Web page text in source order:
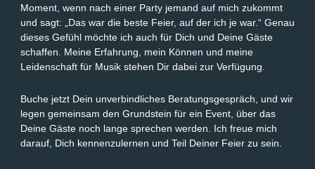
Moment, wenn nach einer Party jemand auf mich zukommt
und sagt: „Das war die beste Feier, auf der ich je war.“ Genau
dieses Gefühl möchte ich auch für Dich und Deine Gäste
schaffen. Meine Erfahrung, mein Können und meine
Leidenschaft für Musik stehen Dir dabei zur Verfügung.
Buche jetzt Dein unverbindliches Beratungsgespräch, und wir
legen gemeinsam den Grundstein für ein Event, über das
Deine Gäste noch lange sprechen werden. Ich freue mich
darauf, Dich kennenzulernen und Teil Deiner Feier zu sein.